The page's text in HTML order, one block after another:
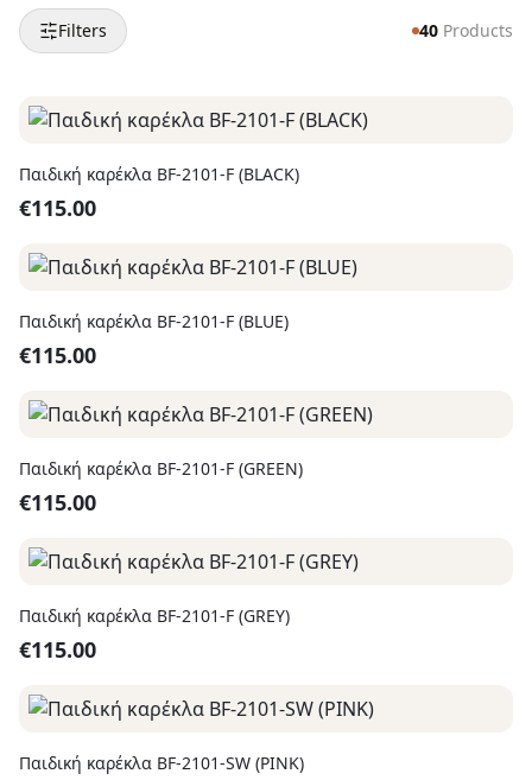
Filters 40 Products
Παιδική καρέκλα BF-2101-F (BLACK)
€115.00
Παιδική καρέκλα BF-2101-F (BLUE)
€115.00
Παιδική καρέκλα BF-2101-F (GREEN)
€115.00
Παιδική καρέκλα BF-2101-F (GREY)
€115.00
Παιδική καρέκλα BF-2101-SW (PINK)